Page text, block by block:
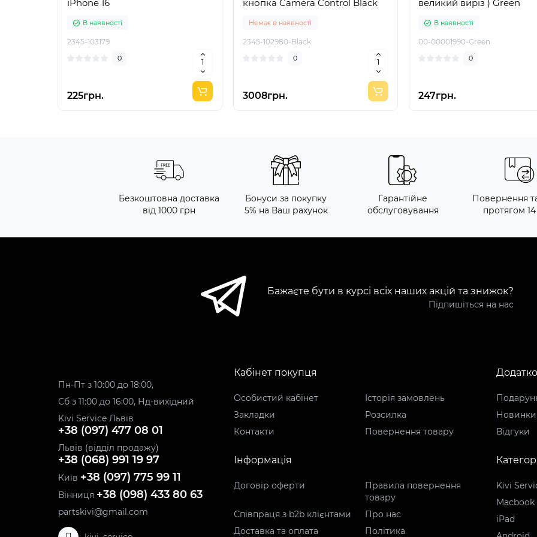
iPhone 16
В наявності
2345-103179
0
225грн.
кнопка Camera Control Black
Немає в наявності
2345-102980-Black
0
3008грн.
великий виріз ) Green
В наявності
00-00001990-Green
0
247грн.
Безкоштовна доставка
від 1000 грн
Бонуси за покупку
5% на Ваш рахунок
Гарантійне
обслуговування
Повернення
протягом 14
Бажаєте бути в курсі всіх наших акцій та знижок?
Підпишіться на нас
Пн-Пт з 10:00 до 18:00,
Сб з 11:00 до 16:00, Нд-вихідний
Kivi Service Львів
+38 (097) 477 08 01
Львів (відділ продажу)
+38 (068) 991 19 97
Київ +38 (097) 775 99 11
Вінниця +38 (098) 433 80 63
partskivi@gmail.com
Кабінет покупця
Особистий кабінет
Історія замовлень
Закладки
Розсилка
Контакти
Повернення товару
Новинки
Відгуки
Інформація
Договір оферти
Правила повернення
товару
Співпраця з b2b клієнтами
Про нас
Доставка та оплата
Політика
Kivi
Macbook
iPad